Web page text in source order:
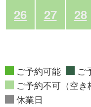
26
27 28
ご予約可能
ご
ご予約不可（空き
休業日